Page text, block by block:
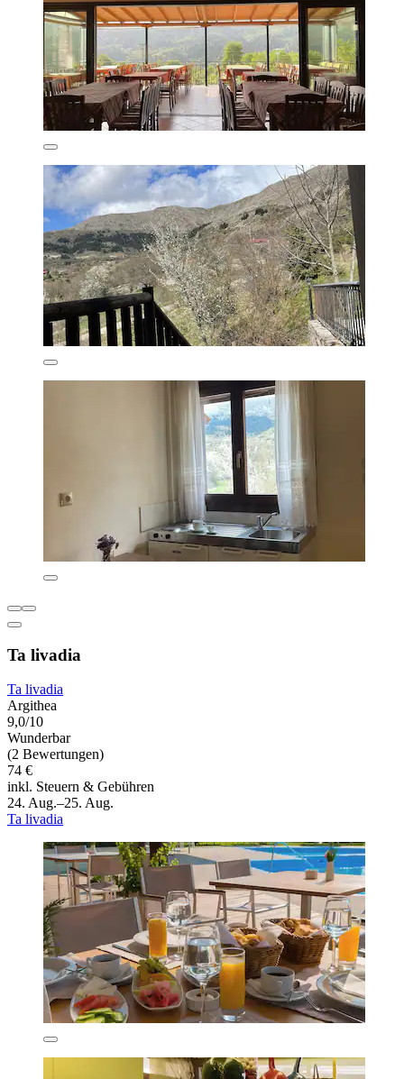
Ta livadia
Ta livadia
Argithea
9,0/10
Wunderbar
(2 Bewertungen)
74 €
inkl. Steuern & Gebühren
24. Aug.–25. Aug.
Ta livadia